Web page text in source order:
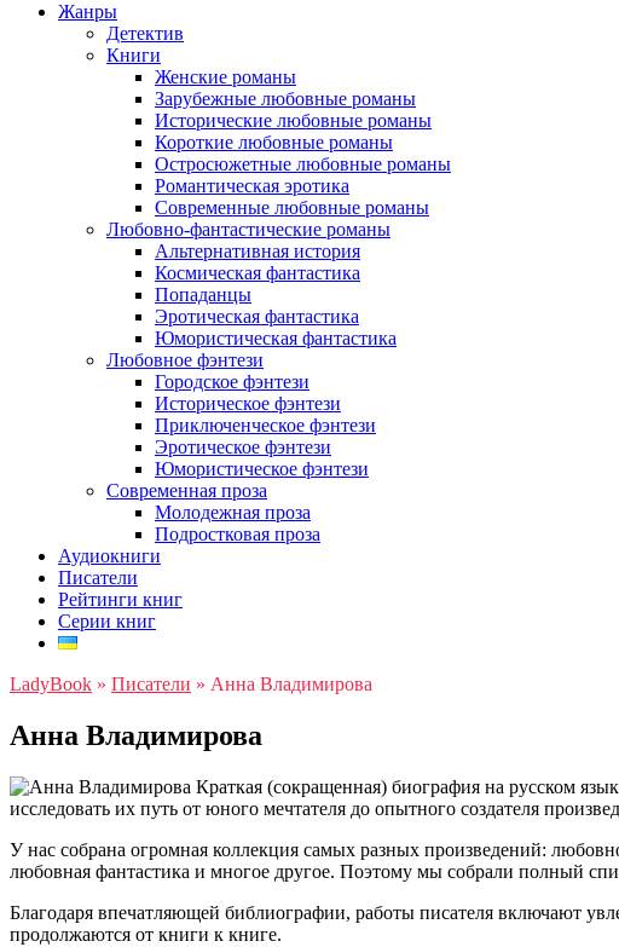
Жанры
Детектив
Книги
Женские романы
Зарубежные любовные романы
Исторические любовные романы
Короткие любовные романы
Остросюжетные любовные романы
Романтическая эротика
Современные любовные романы
Любовно-фантастические романы
Альтернативная история
Космическая фантастика
Попаданцы
Эротическая фантастика
Юмористическая фантастика
Любовное фэнтези
Городское фэнтези
Историческое фэнтези
Приключенческое фэнтези
Эротическое фэнтези
Юмористическое фэнтези
Современная проза
Молодежная проза
Подростковая проза
Аудиокниги
Писатели
Рейтинги книг
Серии книг
LadyBook » Писатели » Анна Владимирова
Анна Владимирова
Краткая (сокращенная) биография на русском
исследовать их путь от юного мечтателя до опытного создателя
У нас собрана огромная коллекция самых разных произведений:
любовная фантастика и многое другое. Поэтому мы собрали полный
Благодаря впечатляющей библиографии, работы писателя включают
продолжаются от книги к книге.